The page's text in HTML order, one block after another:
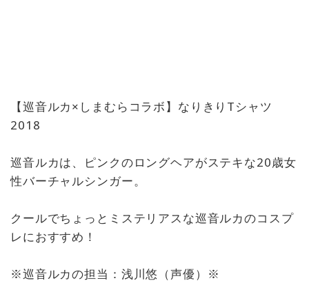
【巡音ルカ×しまむらコラボ】なりきりTシャツ
2018
巡音ルカは、ピンクのロングヘアがステキな20歳女
性バーチャルシンガー。
クールでちょっとミステリアスな巡音ルカのコスプ
レにおすすめ！
※巡音ルカの担当：浅川悠（声優）※